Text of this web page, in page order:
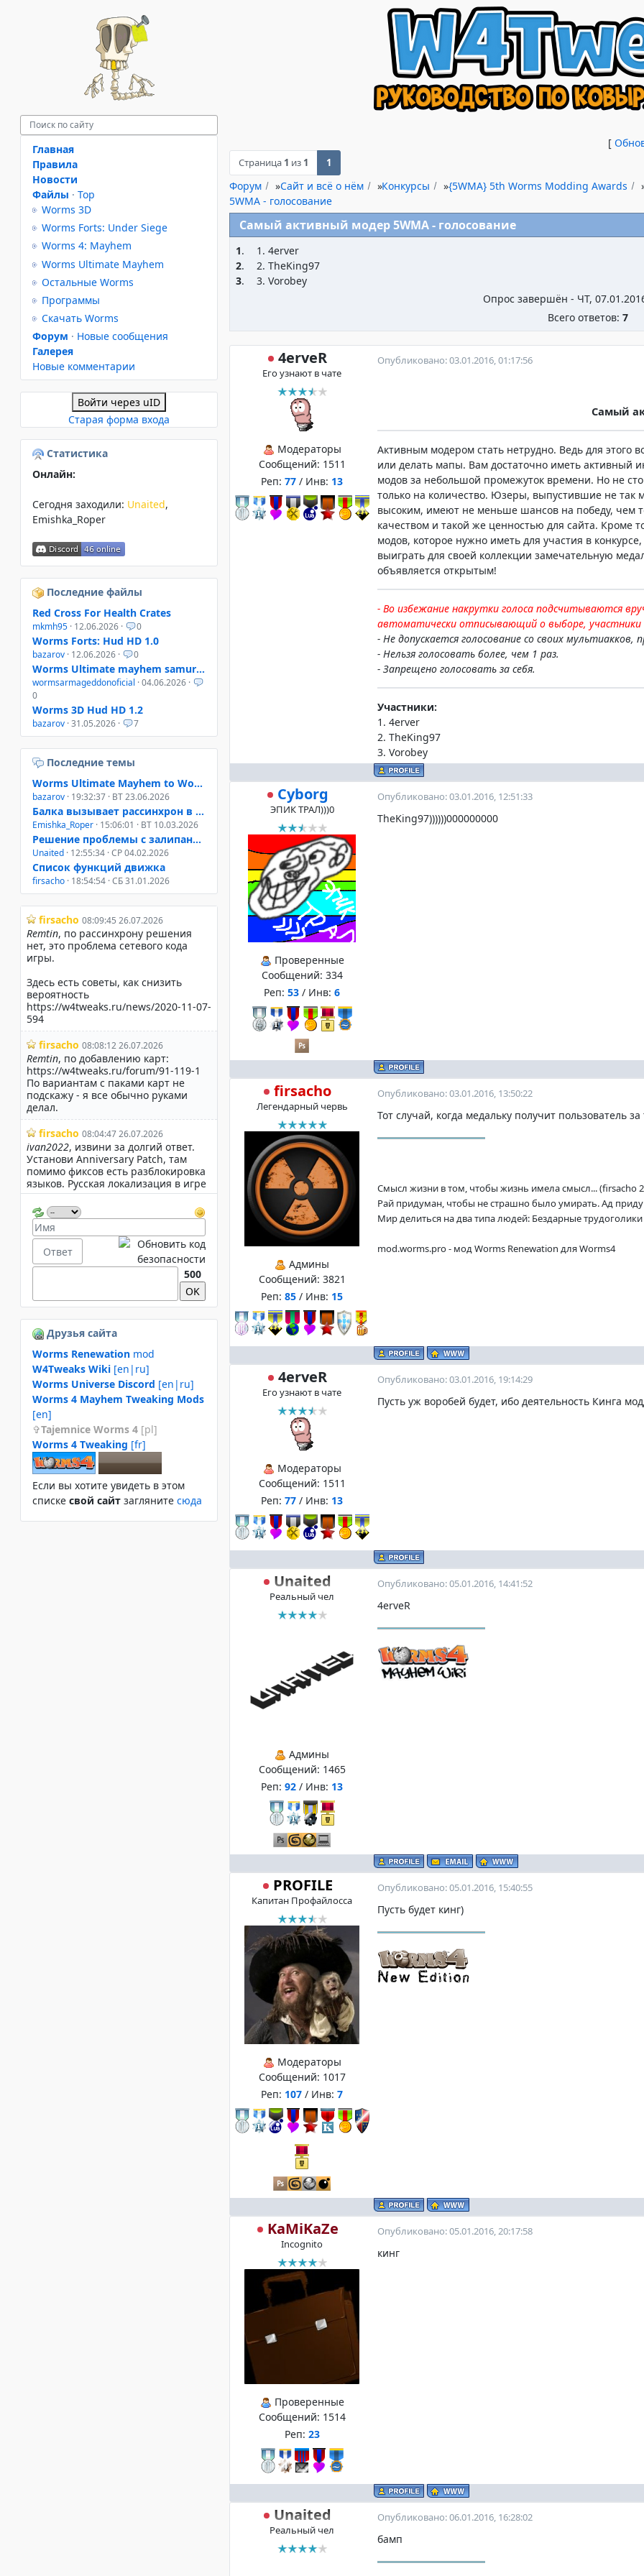
[
Страница 1 из 1 1
Форум »Сайт и всё о нём »Конкурсы »{5WMA} 5th Worms Modding Awards
5WMA - голосование
Самый активный модер 5WMA - голосование
1.
1. 4erver
2.
2. TheKing97
3.
3. Vorobey
Опрос завершён - ЧТ,
Всего ответов: 7
4erveR
Его узнают в чате
Модераторы
Сообщений: 1511
Реп: 77 / Инв: 13
Опубликовано: 03.01.2016, 01:17:56
Самый
Активным модером стать нетрудно. Ведь для этого
или делать мапы. Вам достаточно иметь активный
модов за небольшой промежуток времени. Но не
только на количество. Юзеры, выпустившие не так
высоким, имеют не меньше шансов на победу, чем
качеством и такой же ценностью для сайта. Кроме
модов, которое нужно иметь для участия в
выиграть для своей коллекции замечательную
объявляется открытым!
- Во избежание накрутки голоса подсчитываются
автоматически отписывающий о выборе,
- Не допускается голосование со своих мультиакков,
- Нельзя голосовать более, чем 1 раз.
- Запрещено голосовать за себя.
Участники:
1. 4erver
2. TheKing97
3. Vorobey
Cyborg
ЭПИК ТРАЛ)))0
Проверенные
Сообщений: 334
Реп: 53 / Инв: 6
Опубликовано: 03.01.2016, 12:51:33
TheKing97))))))000000000
firsacho
Легендарный червь
Админы
Сообщений: 3821
Реп: 85 / Инв: 15
Опубликовано: 03.01.2016, 13:50:22
Тот случай, когда медальку получит пользователь
Смысл жизни в том, чтобы жизнь имела смысл... (firsacho
Рай придуман, чтобы не страшно было умирать. Ад
Мир делиться на два типа людей: Бездарные
mod.worms.pro - мод Worms Renewation для Worms4
4erveR
Его узнают в чате
Модераторы
Сообщений: 1511
Реп: 77 / Инв: 13
Опубликовано: 03.01.2016, 19:14:29
Пусть уж воробей будет, ибо деятельность Кинга
Unaited
Реальный чел
Админы
Сообщений: 1465
Реп: 92 / Инв: 13
Опубликовано: 05.01.2016, 14:41:52
4erveR
PROFILE
Капитан Профайлосса
Модераторы
Сообщений: 1017
Реп: 107 / Инв: 7
Опубликовано: 05.01.2016, 15:40:55
Пусть будет кинг)
KaMiKaZe
Incognito
Проверенные
Сообщений: 1514
Реп: 23
Опубликовано: 05.01.2016, 20:17:58
кинг
Unaited
Реальный чел
Опубликовано: 06.01.2016, 16:28:02
бамп
Главная
Правила
Новости
Файлы · Top
Worms 3D
Worms Forts: Under Siege
Worms 4: Mayhem
Worms Ultimate Mayhem
Остальные Worms
Программы
Скачать Worms
Форум · Новые сообщения
Галерея
Новые комментарии
Войти через uID
Старая форма входа
Статистика
Онлайн:
Сегодня заходили: Unaited,
Emishka_Roper
Последние файлы
Red Cross For Health Crates
mkmh95 · 12.06.2026 · 0
Worms Forts: Hud HD 1.0
bazarov · 12.06.2026 · 0
Worms Ultimate mayhem samurai helmet
wormsarmageddonoficial · 04.06.2026 ·
0
Worms 3D Hud HD 1.2
bazarov · 31.05.2026 · 7
Последние темы
Worms Ultimate Mayhem to Worms 4 Mayhem
bazarov · 19:32:37 · ВТ 23.06.2026
Балка вызывает рассинхрон в онлайне W3D, W4M, WUM
Emishka_Roper · 15:06:01 · ВТ 10.03.2026
Решение проблемы с залипанием клавиш при свернутом окне
Unaited · 12:55:34 · СР 04.02.2026
Список функций движка
firsacho · 18:54:54 · СБ 31.01.2026
500
Друзья сайта
Worms Renewation mod
W4Tweaks Wiki [en|ru]
Worms Universe Discord [en|ru]
Worms 4 Mayhem Tweaking Mods
[en]
Tajemnice Worms 4 [pl]
Worms 4 Tweaking [fr]
Если вы хотите увидеть в этом
спиcке свой сайт загляните сюда